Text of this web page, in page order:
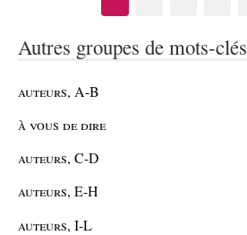
Autres groupes de mots-clés
auteurs, A-B
à vous de dire
auteurs, C-D
auteurs, E-H
auteurs, I-L